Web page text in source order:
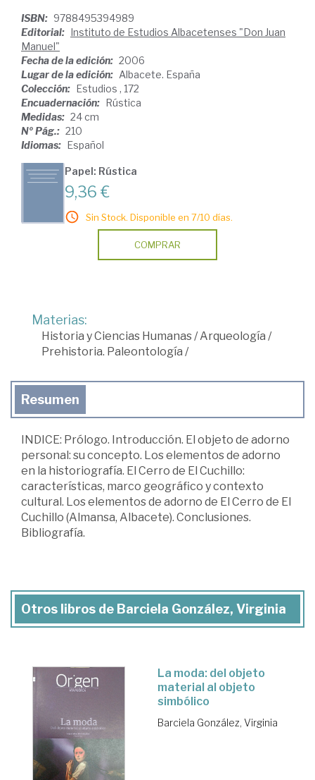
ISBN: 9788495394989
Editorial: Instituto de Estudios Albacetenses "Don Juan
Manuel"
Fecha de la edición: 2006
Lugar de la edición: Albacete. España
Colección: Estudios , 172
Encuadernación: Rústica
Medidas: 24 cm
Nº Pág.: 210
Idiomas: Español
Papel: Rústica
9,36 €
Sin Stock. Disponible en 7/10 días.
COMPRAR
Materias:
Historia y Ciencias Humanas/Arqueología /
Prehistoria. Paleontología /
Resumen
INDICE: Prólogo. Introducción. El objeto de adorno
personal: su concepto. Los elementos de adorno
en la historiografía. El Cerro de El Cuchillo:
características, marco geográfico y contexto
cultural. Los elementos de adorno de El Cerro de El
Cuchillo (Almansa, Albacete). Conclusiones.
Bibliografía.
Otros libros de Barciela González, Virginia
La moda: del objeto
material al objeto
simbólico
Barciela González, Virginia